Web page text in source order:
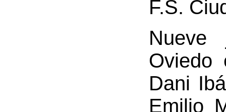
F.S.
Nueve
Oviedo
Dani
Emilio